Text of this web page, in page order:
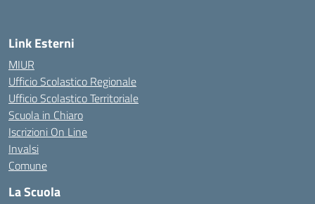
Link Esterni
MIUR
Ufficio Scolastico Regionale
Ufficio Scolastico Territoriale
Scuola in Chiaro
Iscrizioni On Line
Invalsi
Comune
La Scuola